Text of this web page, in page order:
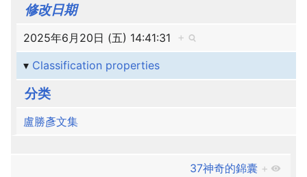
修改日期
2025年6月20日 (五) 14:41:31 +
Classification properties
分类
盧勝彥文集
37神奇的錦囊 +